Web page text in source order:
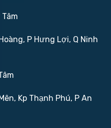
P Hưng Lợi, Q Ninh
Kp Thạnh Phú, P An